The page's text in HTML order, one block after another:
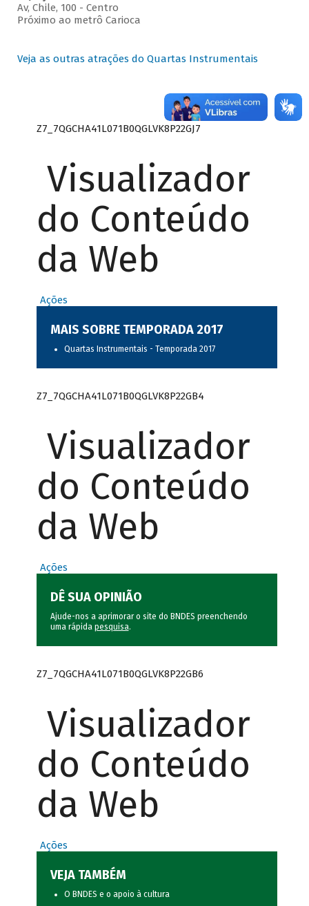
Av, Chile, 100 - Centro
Próximo ao metrô Carioca
Veja as outras atrações do Quartas Instrumentais
Z7_7QGCHA41L071B0QGLVK8P22GJ7
Visualizador
do Conteúdo
da Web
Ações
MAIS SOBRE TEMPORADA 2017
Quartas Instrumentais - Temporada 2017
Z7_7QGCHA41L071B0QGLVK8P22GB4
Visualizador
do Conteúdo
da Web
Ações
DÊ SUA OPINIÃO
Ajude-nos a aprimorar o site do BNDES preenchendo
uma rápida pesquisa.
Z7_7QGCHA41L071B0QGLVK8P22GB6
Visualizador
do Conteúdo
da Web
Ações
VEJA TAMBÉM
O BNDES e o apoio à cultura